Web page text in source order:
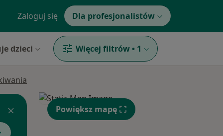
Zaloguj się Dla profesjonalistów
dzieci Więcej filtrów • 1
Powiększ mapę